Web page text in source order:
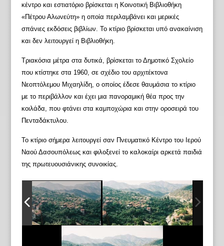
κέντρο και εστιατόριο βρίσκεται η Κοινοτική Βιβλιοθήκη
«Πέτρου Αλωνεύτη» η οποία περιλαμβάνει και μερικές
σπάνιες εκδόσεις βιβλίων. Το κτίριο βρίσκεται υπό ανακαίνιση
και δεν λειτουργεί η Βιβλιοθήκη.
Τριακόσια μέτρα στα δυτικά, βρίσκεται το Δημοτικό Σχολείο
που κτίστηκε στα 1960, σε σχέδιο του αρχιτέκτονα
Νεοπτόλεμου Μιχαηλίδη, ο οποίος έδεσε θαυμάσια το κτίριο
με το περιβάλλον και έχει μια πανοραμική θέα προς την
κοιλάδα, που φτάνει στα καμποχώρια και στην οροσειρά του
Πενταδάκτυλου.
Το κτίριο σήμερα λειτουργεί σαν Πνευματικό Κέντρο του Ιερού
Ναού Δασουπόλεως και φιλοξενεί το καλοκαίρι αρκετά παιδιά
της πρωτευουσιάνικης συνοικίας.